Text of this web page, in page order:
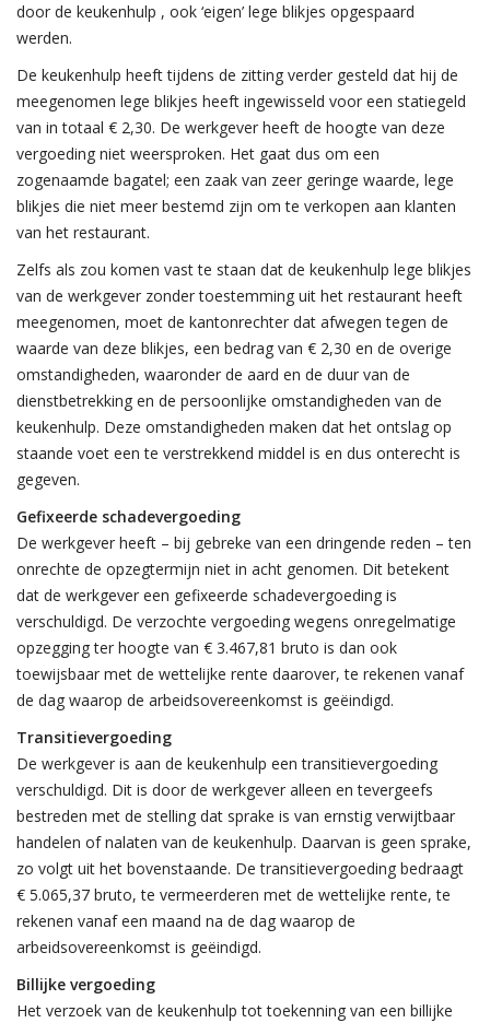
door de keukenhulp , ook ‘eigen’ lege blikjes opgespaard
werden.
De keukenhulp heeft tijdens de zitting verder gesteld dat hij de
meegenomen lege blikjes heeft ingewisseld voor een statiegeld
van in totaal € 2,30. De werkgever heeft de hoogte van deze
vergoeding niet weersproken. Het gaat dus om een
zogenaamde bagatel; een zaak van zeer geringe waarde, lege
blikjes die niet meer bestemd zijn om te verkopen aan klanten
van het restaurant.
Zelfs als zou komen vast te staan dat de keukenhulp lege blikjes
van de werkgever zonder toestemming uit het restaurant heeft
meegenomen, moet de kantonrechter dat afwegen tegen de
waarde van deze blikjes, een bedrag van € 2,30 en de overige
omstandigheden, waaronder de aard en de duur van de
dienstbetrekking en de persoonlijke omstandigheden van de
keukenhulp. Deze omstandigheden maken dat het ontslag op
staande voet een te verstrekkend middel is en dus onterecht is
gegeven.
Gefixeerde schadevergoeding
De werkgever heeft – bij gebreke van een dringende reden – ten
onrechte de opzegtermijn niet in acht genomen. Dit betekent
dat de werkgever een gefixeerde schadevergoeding is
verschuldigd. De verzochte vergoeding wegens onregelmatige
opzegging ter hoogte van € 3.467,81 bruto is dan ook
toewijsbaar met de wettelijke rente daarover, te rekenen vanaf
de dag waarop de arbeidsovereenkomst is geëindigd.
Transitievergoeding
De werkgever is aan de keukenhulp een transitievergoeding
verschuldigd. Dit is door de werkgever alleen en tevergeefs
bestreden met de stelling dat sprake is van ernstig verwijtbaar
handelen of nalaten van de keukenhulp. Daarvan is geen sprake,
zo volgt uit het bovenstaande. De transitievergoeding bedraagt
€ 5.065,37 bruto, te vermeerderen met de wettelijke rente, te
rekenen vanaf een maand na de dag waarop de
arbeidsovereenkomst is geëindigd.
Billijke vergoeding
Het verzoek van de keukenhulp tot toekenning van een billijke